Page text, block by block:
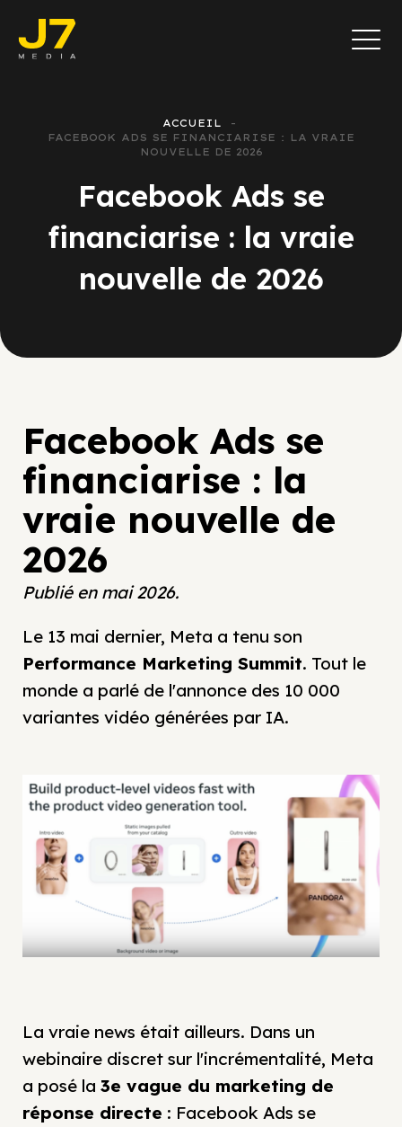
ACCUEIL
FACEBOOK ADS SE FINANCIARISE : LA VRAIE
NOUVELLE DE 2026
Facebook Ads se
financiarise : la vraie
nouvelle de 2026
Facebook Ads se
financiarise : la
vraie nouvelle de
2026
Publié en mai 2026.
Le 13 mai dernier, Meta a tenu son
Performance Marketing Summit. Tout le
monde a parlé de l'annonce des 10 000
variantes vidéo générées par IA.
La vraie news était ailleurs. Dans un
webinaire discret sur l'incrémentalité, Meta
a posé la 3e vague du marketing de
réponse directe : Facebook Ads se